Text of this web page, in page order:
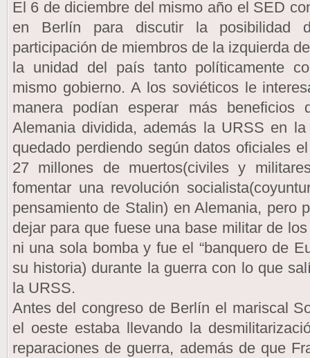
El 6 de diciembre del mismo año el SED
en Berlín para discutir la posibilidad
participación de miembros de la izquierda
la unidad del país tanto políticamente
mismo gobierno. A los soviéticos le
manera podían esperar más
Alemania dividida, además la URSS en
quedado perdiendo según datos oficiales
27 millones de muertos(civiles y
fomentar una revolución
pensamiento de Stalin) en Alemania, pero
dejar para que fuese una base militar de
ni una sola bomba y fue el “banquero de
su historia) durante la guerra con lo que
la URSS.
Antes del congreso de Berlín el mariscal
el oeste estaba llevando la
reparaciones de guerra, además de que